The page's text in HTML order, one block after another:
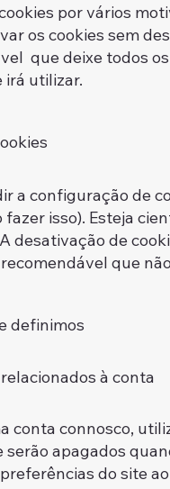
por vários
os cookies sem
que deixe todos
irá utilizar.
a configuração de
fazer isso). Esteja
desativação de
que
definimos
relacionados à conta
conta connosco,
apagados
do site ao